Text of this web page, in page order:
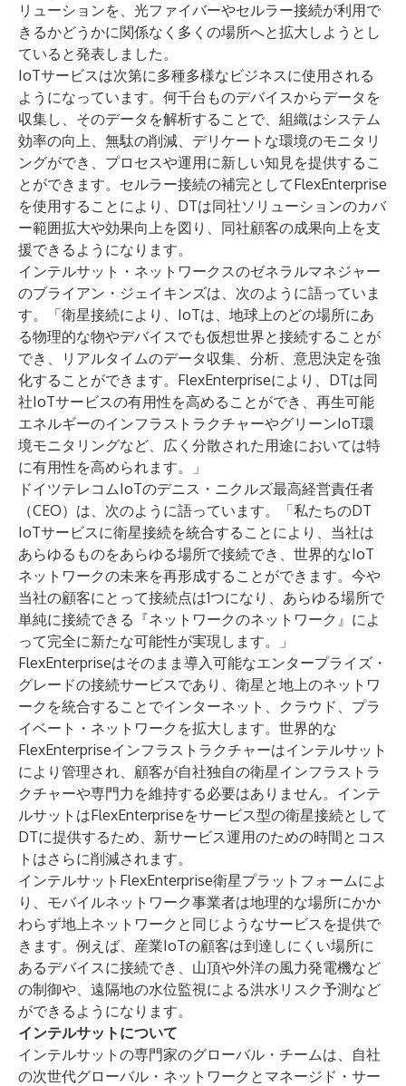
リューションを、光ファイバーやセルラー接続が利用で
きるかどうかに関係なく多くの場所へと拡大しようとし
ていると発表しました。
IoTサービスは次第に多種多様なビジネスに使用される
ようになっています。何千台ものデバイスからデータを
収集し、そのデータを解析することで、組織はシステム
効率の向上、無駄の削減、デリケートな環境のモニタリ
ングができ、プロセスや運用に新しい知見を提供するこ
とができます。セルラー接続の補完としてFlexEnterprise
を使用することにより、DTは同社ソリューションのカバ
ー範囲拡大や効果向上を図り、同社顧客の成果向上を支
援できるようになります。
インテルサット・ネットワークスのゼネラルマネジャー
のブライアン・ジェイキンズは、次のように語っていま
す。「衛星接続により、IoTは、地球上のどの場所にあ
る物理的な物やデバイスでも仮想世界と接続することが
でき、リアルタイムのデータ収集、分析、意思決定を強
化することができます。FlexEnterpriseにより、DTは同
社IoTサービスの有用性を高めることができ、再生可能
エネルギーのインフラストラクチャーやグリーンIoT環
境モニタリングなど、広く分散された用途においては特
に有用性を高められます。」
ドイツテレコムIoTのデニス・ニクルズ最高経営責任者
（CEO）は、次のように語っています。「私たちのDT
IoTサービスに衛星接続を統合することにより、当社は
あらゆるものをあらゆる場所で接続でき、世界的なIoT
ネットワークの未来を再形成することができます。今や
当社の顧客にとって接続点は1つになり、あらゆる場所で
単純に接続できる『ネットワークのネットワーク』によ
って完全に新たな可能性が実現します。」
FlexEnterpriseはそのまま導入可能なエンタープライズ・
グレードの接続サービスであり、衛星と地上のネットワ
ークを統合することでインターネット、クラウド、プラ
イベート・ネットワークを拡大します。世界的な
FlexEnterpriseインフラストラクチャーはインテルサット
により管理され、顧客が自社独自の衛星インフラストラ
クチャーや専門力を維持する必要はありません。インテ
ルサットはFlexEnterpriseをサービス型の衛星接続として
DTに提供するため、新サービス運用のための時間とコス
トはさらに削減されます。
インテルサットFlexEnterprise衛星プラットフォームによ
り、モバイルネットワーク事業者は地理的な場所にかか
わらず地上ネットワークと同じようなサービスを提供で
きます。例えば、産業IoTの顧客は到達しにくい場所に
あるデバイスに接続でき、山頂や外洋の風力発電機など
の制御や、遠隔地の水位監視による洪水リスク予測など
ができるようになります。
インテルサットについて
インテルサットの専門家のグローバル・チームは、自社
の次世代グローバル・ネットワークとマネージド・サー